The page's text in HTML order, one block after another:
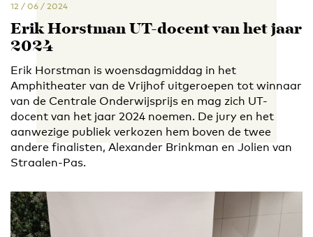
12 / 06 / 2024
Erik Horstman UT-docent van het jaar
2024
Erik Horstman is woensdagmiddag in het
Amphitheater van de Vrijhof uitgeroepen tot winnaar
van de Centrale Onderwijsprijs en mag zich UT-
docent van het jaar 2024 noemen. De jury en het
aanwezige publiek verkozen hem boven de twee
andere finalisten, Alexander Brinkman en Jolien van
Straalen-Pas.